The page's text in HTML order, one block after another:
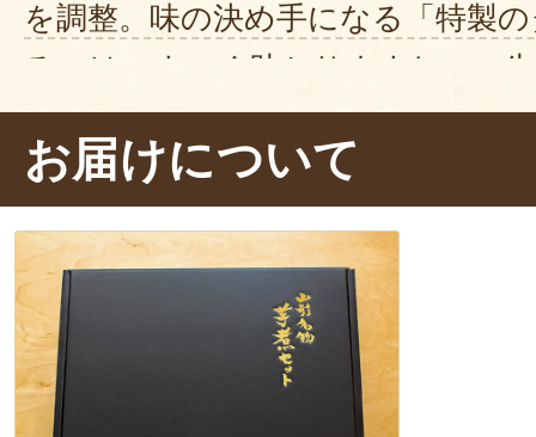
を調整。味の決め手になる「特製
るのは、すごく助かりますね～。
ぎを入れて完成です！
器に盛ってから、ぱくり……ん～、
ています～！牛肉やこんにゃくの
も良いアクセント。
続いて、お
ぁ〜、甘じょっぱいタレがおいし
け込んでいますね～。
お届けについて